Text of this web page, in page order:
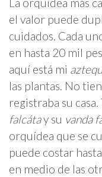
el valor puede
cuidados. Cada
en hasta 20 mil
aquí está mi
las plantas. No
registraba su
falcátay su vanda
orquídea que se
puede costar
en medio de las